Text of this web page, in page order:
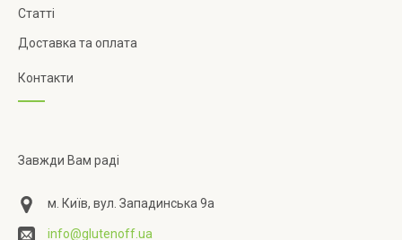
Статті
Доставка та оплата
Контакти
Завжди Вам раді
м. Київ, вул. Западинська 9а
info@glutenoff.ua